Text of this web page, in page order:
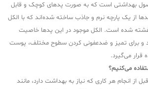
بهداشتی است که به صورت پدهای کوچک و قابل
از یک پارچه نرم و جاذب ساخته شده‌اند که با الکل
آغشته شده است. الکل موجود در این پدها خاصیت
و برای تمیز و ضدعفونی کردن سطوح مختلف، پوست
قرار می‌گیرد.
می‌کنیم؟
قبل از انجام هر کاری که نیاز به بهداشت دارد، مانند